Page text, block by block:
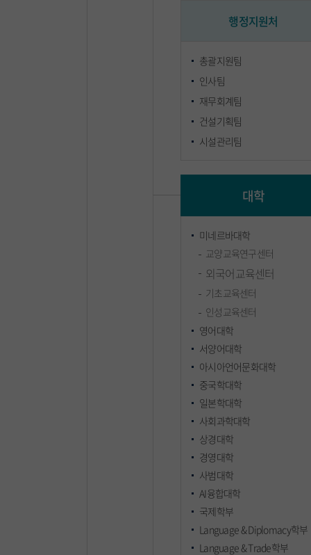
행정지원처
총괄지원팀
인사팀
재무회계팀
건설기획팀
시설관리팀
대학
미네르바대학
교양교육연구센터
외국어교육센터
기초교육센터
인성교육센터
영어대학
서양어대학
아시아언어문화대학
중국학대학
일본학대학
사회과학대학
상경대학
경영대학
사범대학
AI융합대학
국제학부
Language & Diplomacy학부
Language & Trade학부